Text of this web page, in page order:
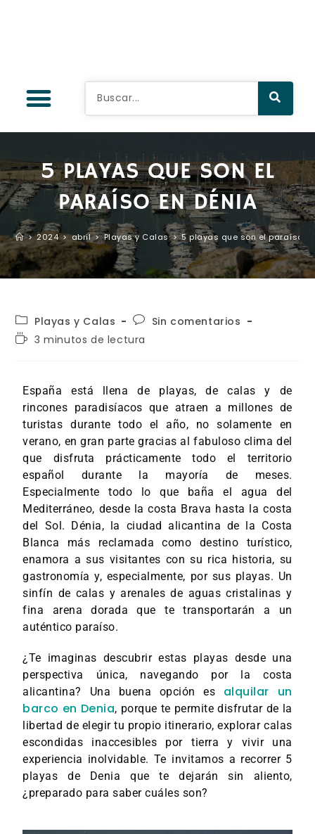
5 PLAYAS QUE SON EL
PARAÍSO EN DÉNIA
> 2024 > abril > Playas y Calas > 5 playas que son el paraíso
Playas y Calas
Sin comentarios
3 minutos de lectura
España está llena de playas, de calas y de
rincones paradisíacos que atraen a millones de
turistas durante todo el año, no solamente en
verano, en gran parte gracias al fabuloso clima del
que disfruta prácticamente todo el territorio
español durante la mayoría de meses.
Especialmente todo lo que baña el agua del
Mediterráneo, desde la costa Brava hasta la costa
del Sol. Dénia, la ciudad alicantina de la Costa
Blanca más reclamada como destino turístico,
enamora a sus visitantes con su rica historia, su
gastronomía y, especialmente, por sus playas. Un
sinfín de calas y arenales de aguas cristalinas y
fina arena dorada que te transportarán a un
auténtico paraíso.
¿Te imaginas descubrir estas playas desde una
perspectiva única, navegando por la costa
alicantina? Una buena opción es alquilar un
barco en Denia, porque te permite disfrutar de la
libertad de elegir tu propio itinerario, explorar calas
escondidas inaccesibles por tierra y vivir una
experiencia inolvidable. Te invitamos a recorrer 5
playas de Denia que te dejarán sin aliento,
¿preparado para saber cuáles son?